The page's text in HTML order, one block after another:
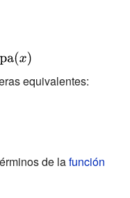
equivalentes:
de lafunción